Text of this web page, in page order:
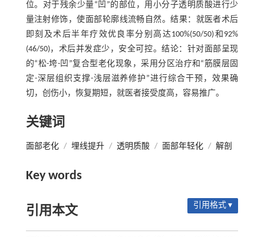
位。对于残余少量“凹”的部位，用小分子透明质酸进行少
量注射修饰，使面部轮廓线流畅自然。结果：就医者术后
即刻及术后半年疗效优良率分别高达100%(50/50)和92%
(46/50)，术后并发症少，安全可控。结论：针对面部呈现
的“松-垮-凹”复合型老化现象，采用分区治疗和“筋膜层固
定-深层组织支撑-浅层滋养修护”进行综合干预，效果确
切，创伤小，恢复期短，就医者接受度高，容易推广。
关键词
面部老化 / 埋线提升 / 透明质酸 / 面部年轻化 / 解剖
Key words
引用本文 引用格式 ▾